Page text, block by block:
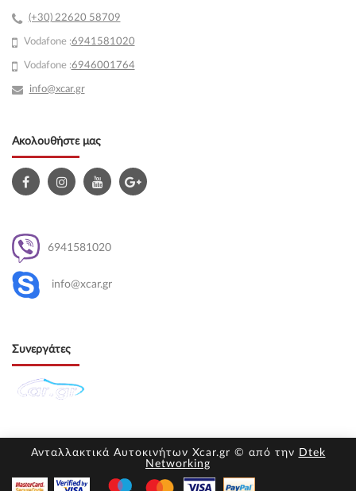
(+30) 22620 58709
Vodafone :6941581020
Vodafone :6946001764
info@xcar.gr
Ακολουθήστε μας
6941581020
info@xcar.gr
Συνεργάτες
Ανταλλακτικά Αυτοκινήτων Xcar.gr © από την Dtek
Networking